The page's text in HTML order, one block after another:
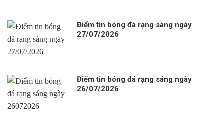
Điểm tin bóng đá rạng sáng ngày
27/07/2026
Điểm tin bóng đá rạng sáng ngày
26/07/2026